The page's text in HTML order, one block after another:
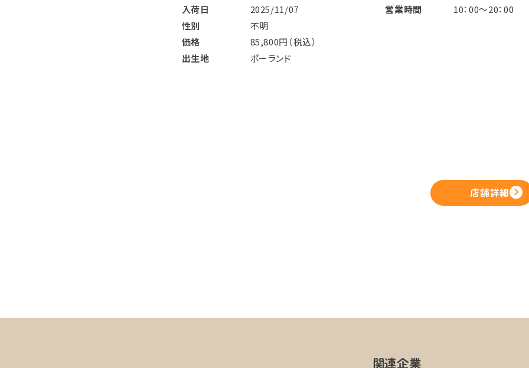
入荷日
2025/11/07
性別
不明
価格
85,800円（税込）
出生地
ポーランド
営業時間
10：00～20：00
店舗詳細
関連企業